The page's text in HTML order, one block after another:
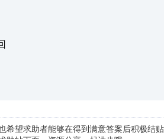
希望求助者能够在得到满意答案后积极结